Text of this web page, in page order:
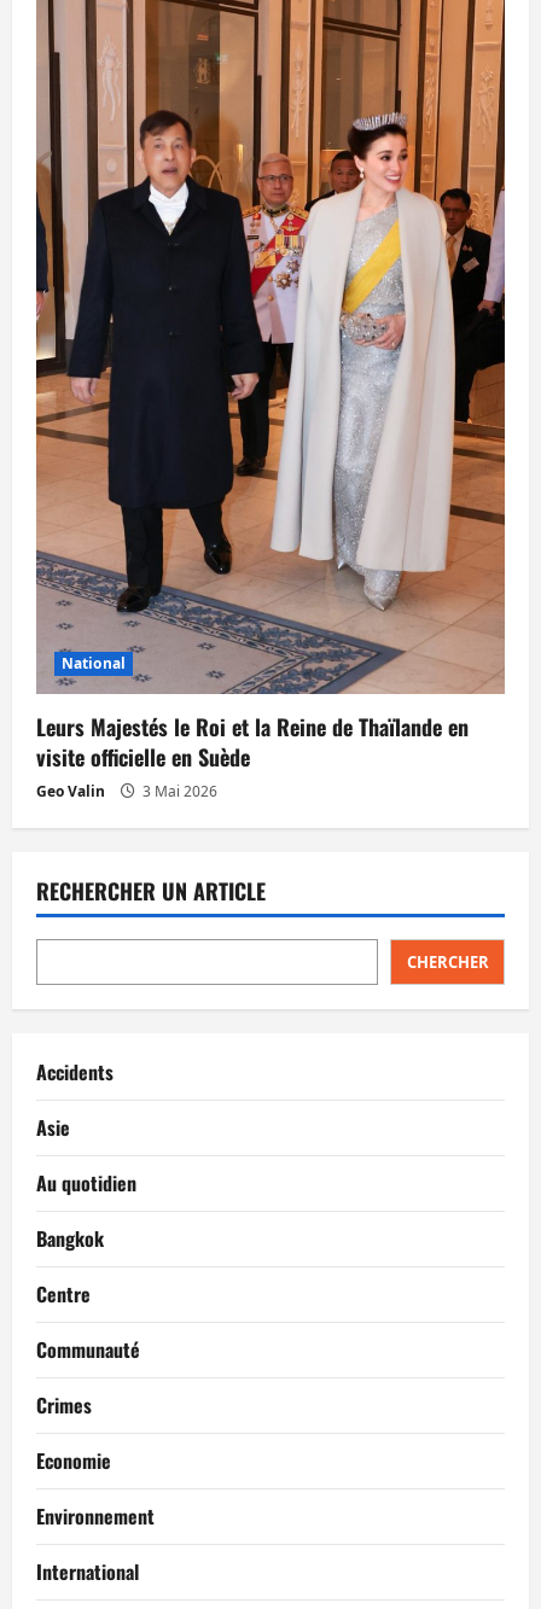
National
Leurs Majestés le Roi et la Reine de Thaïlande en
visite officielle en Suède
Geo Valin 3 Mai 2026
RECHERCHER UN ARTICLE
CHERCHER
Accidents
Asie
Au quotidien
Bangkok
Centre
Communauté
Crimes
Economie
Environnement
International